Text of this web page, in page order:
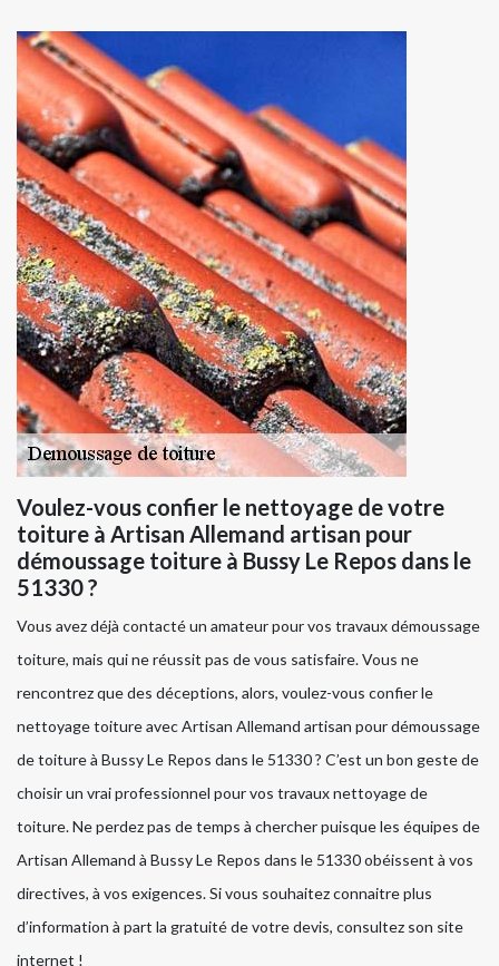
Voulez-vous confier le nettoyage de votre
toiture à Artisan Allemand artisan pour
démoussage toiture à Bussy Le Repos dans le
51330 ?
Vous avez déjà contacté un amateur pour vos travaux démoussage
toiture, mais qui ne réussit pas de vous satisfaire. Vous ne
rencontrez que des déceptions, alors, voulez-vous confier le
nettoyage toiture avec Artisan Allemand artisan pour démoussage
de toiture à Bussy Le Repos dans le 51330 ? C’est un bon geste de
choisir un vrai professionnel pour vos travaux nettoyage de
toiture. Ne perdez pas de temps à chercher puisque les équipes de
Artisan Allemand à Bussy Le Repos dans le 51330 obéissent à vos
directives, à vos exigences. Si vous souhaitez connaitre plus
d’information à part la gratuité de votre devis, consultez son site
internet !